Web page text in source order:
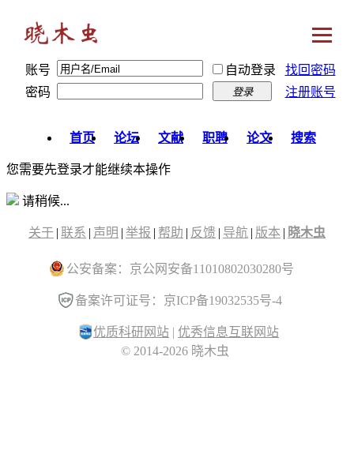
账号 自动登录
找回密码
密码
登录 注册账号
首页 论坛 文献 职聘 论文 搜索
您需要先登录才能继续本操作
请稍候...
关于 | 联系 | 声明 | 举报 | 帮助 | 反馈 | 导航 | 版本 | 晓木虫
公安备案：京公网安备11010802030280号
备案许可证号：京ICP备19032535号-4
优质科研网站 | 优秀信息互联网站
© 2014-2026 晓木虫